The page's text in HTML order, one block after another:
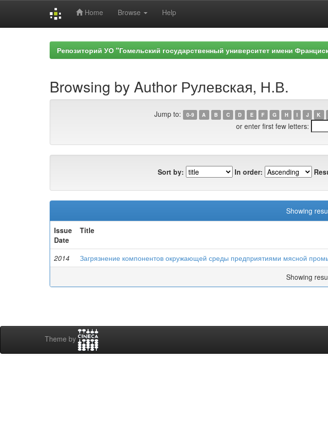
Home Browse Help
Репозиторий УО "Гомельский государственный университет имени
Browsing by Author Рулевская, Н.В.
Jump to: 0-9 A B C D E F G H I J K
or enter first few letters:
Sort by: In order:
Showing
Issue
Date
Title
2014 Загрязнение компонентов окружающей среды предприятиями мясной
Showing
Theme by